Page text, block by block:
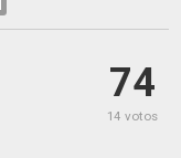
74
14 votos